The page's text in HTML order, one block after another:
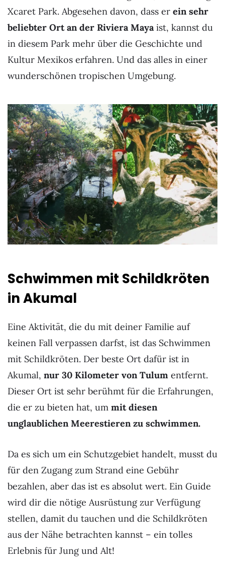
Xcaret Park. Abgesehen davon, dass er ein sehr
beliebter Ort an der Riviera Mayaist, kannst du
in diesem Park mehr über die Geschichte und
Kultur Mexikos erfahren. Und das alles in einer
wunderschönen tropischen Umgebung.
Schwimmen mit Schildkröten
in Akumal
Eine Aktivität, die du mit deiner Familie auf
keinen Fall verpassen darfst, ist das Schwimmen
mit Schildkröten. Der beste Ort dafür ist in
Akumal, nur 30 Kilometer von Tulum entfernt.
Dieser Ort ist sehr berühmt für die Erfahrungen,
die er zu bieten hat, um mit diesen
unglaublichen Meerestieren zu schwimmen.
Da es sich um ein Schutzgebiet handelt, musst du
für den Zugang zum Strand eine Gebühr
bezahlen, aber das ist es absolut wert. Ein Guide
wird dir die nötige Ausrüstung zur Verfügung
stellen, damit du tauchen und die Schildkröten
aus der Nähe betrachten kannst – ein tolles
Erlebnis für Jung und Alt!